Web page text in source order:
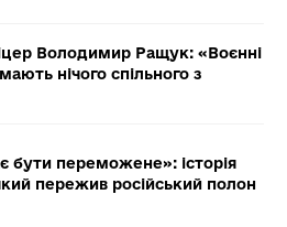
Володимир Ращук: «Воєнні
нічого спільного з
бути переможене»: історія
пережив російський полон